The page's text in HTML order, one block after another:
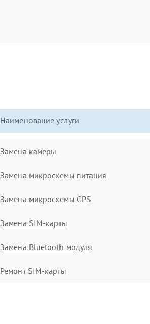
Наименование услуги
Замена камеры
Замена микросхемы питания
Замена микросхемы GPS
Замена SIM-карты
Замена Bluetooth модуля
Ремонт SIM-карты